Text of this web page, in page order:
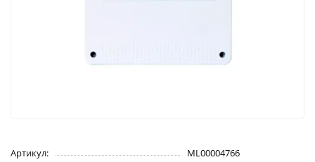
Артикул:
ML00004766